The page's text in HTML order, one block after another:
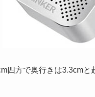
四方で奥行きは3.3cm